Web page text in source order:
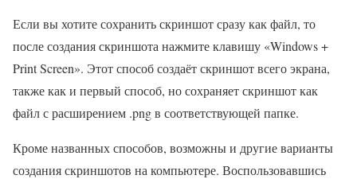
Если вы хотите сохранить скриншот сразу как файл, то
после создания скриншота нажмите клавишу «Windows +
Print Screen». Этот способ создаёт скриншот всего экрана,
также как и первый способ, но сохраняет скриншот как
файл с расширением .png в соответствующей папке.
Кроме названных способов, возможны и другие варианты
создания скриншотов на компьютере. Воспользовавшись